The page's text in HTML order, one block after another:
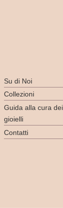
Su di Noi
Collezioni
Guida alla cura dei
gioielli
Contatti